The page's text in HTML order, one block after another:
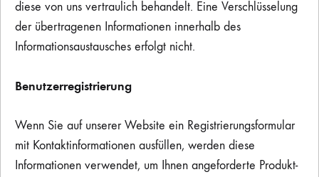
diese von uns vertraulich behandelt. Eine Verschlüsselung
der übertragenen Informationen innerhalb des
Informationsaustausches erfolgt nicht.
Benutzerregistrierung
Wenn Sie auf unserer Website ein Registrierungsformular
mit Kontaktinformationen ausfüllen, werden diese
Informationen verwendet, um Ihnen angeforderte Produkt-